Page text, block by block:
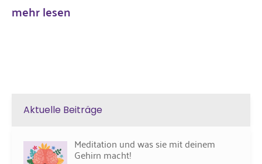
mehr lesen
Aktuelle Beiträge
Meditation und was sie mit deinem
Gehirn macht!